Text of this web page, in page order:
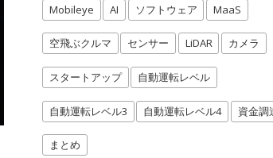
Mobileye AI ソフトウェア MaaS
空飛ぶクルマ センサー LiDAR カメラ
スタートアップ 自動運転レベル
自動運転レベル3 自動運転レベル4 資金調
まとめ